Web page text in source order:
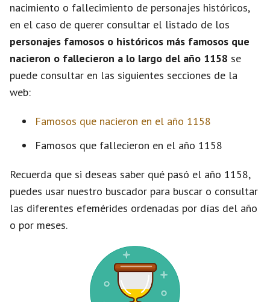
nacimiento o fallecimiento de personajes históricos,
en el caso de querer consultar el listado de los
personajes famosos o históricos más famosos que
nacieron o fallecieron a lo largo del año 1158 se
puede consultar en las siguientes secciones de la
web:
Famosos que nacieron en el año 1158
Famosos que fallecieron en el año 1158
Recuerda que si deseas saber qué pasó el año 1158,
puedes usar nuestro buscador para buscar o consultar
las diferentes efemérides ordenadas por días del año
o por meses.